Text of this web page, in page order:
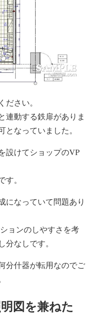
さい。
連動する鉄扉がありま
なっていました。
設けてショップのVP
。
になっていて問題あり
ョンのしやすさを考
なしです。
分什器が転用なのでご
図を兼ねた